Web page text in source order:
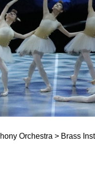
Orchestra > Brass